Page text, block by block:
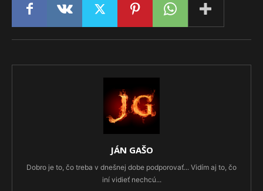
JÁN GAŠO
Dobro je to, čo treba v dnešnej dobe podporovať... Vidím aj to, čo
iní vidieť nechcú...